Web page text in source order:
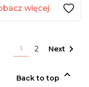
więcej
1 2 Next 
Back to top 